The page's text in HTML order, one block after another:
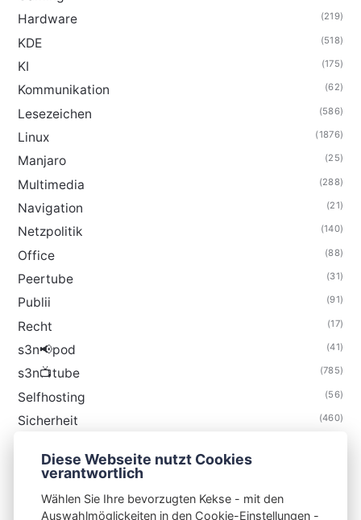
Hardware (219)
KDE (518)
KI (175)
Kommunikation (62)
Lesezeichen (586)
Linux (1876)
Manjaro (25)
Multimedia (288)
Navigation (21)
Netzpolitik (140)
Office (88)
Peertube (31)
Publii (91)
Recht (17)
s3n📢pod (41)
s3n📺tube (785)
Selfhosting (56)
Sicherheit (460)
Thunderbird
Diese Webseite nutzt Cookies
verantwortlich
Wählen Sie Ihre bevorzugten Kekse - mit den
Auswahlmöglickeiten in den Cookie-Einstellungen -